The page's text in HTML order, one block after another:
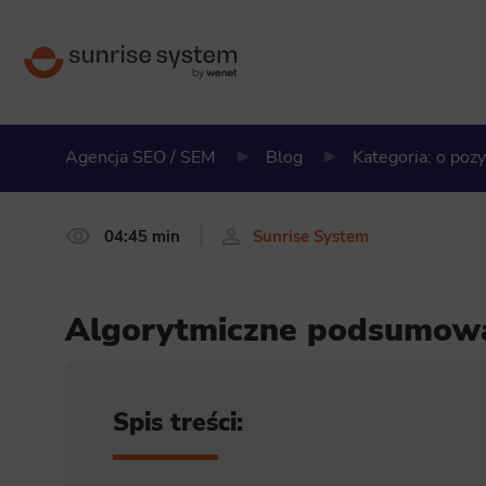
Agencja SEO / SEM Blog Kategoria: o
04:45 min Sunrise System
Algorytmiczne
Spis treści: